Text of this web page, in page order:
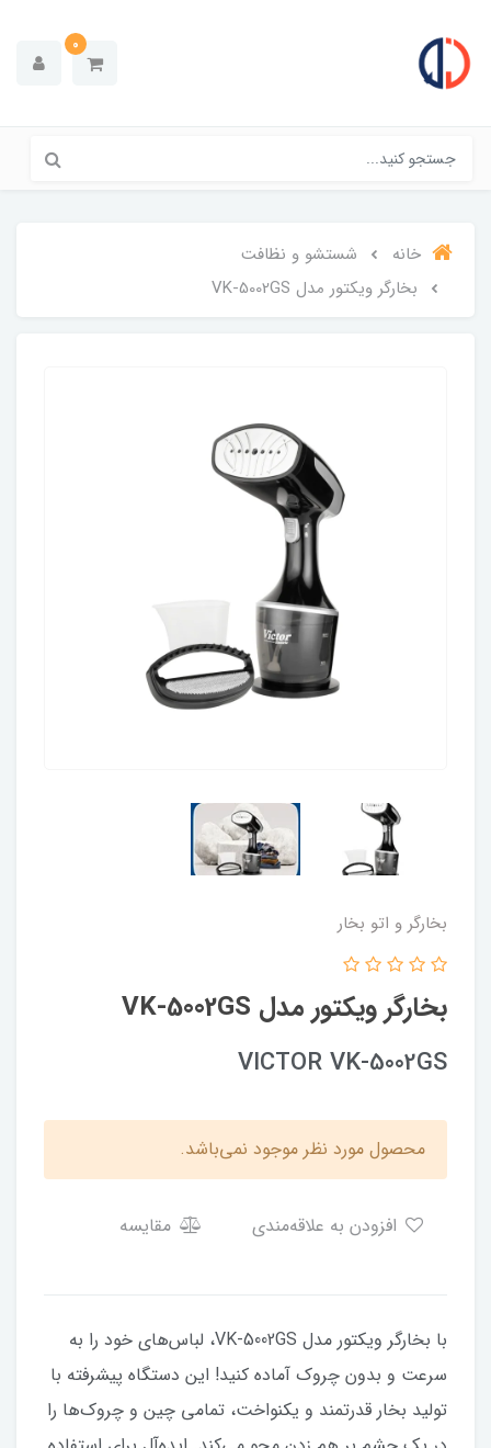
0
خانه
شستشو و نظافت
بخارگر ویکتور مدل VK-5002GS
بخارگر و اتو بخار
بخارگر ویکتور مدل VK-5002GS
VICTOR VK-5002GS
محصول مورد نظر موجود نمی‌باشد.
مقایسه
با بخارگر ویکتور مدل VK-5002GS، لباس‌های خود را به
سرعت و بدون چروک آماده کنید! این دستگاه پیشرفته با
تولید بخار قدرتمند و یکنواخت، تمامی چین و چروک‌ها را